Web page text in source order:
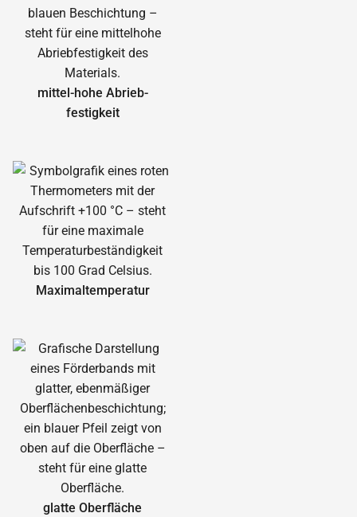
mittel-hohe Abrieb­
festigkeit
Maximal­temperatur
glatte Oberfläche